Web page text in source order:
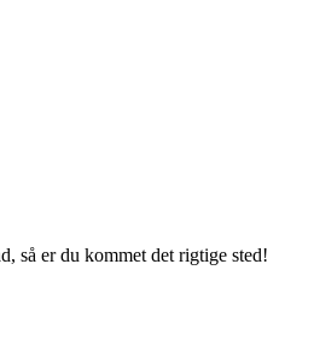
så er du kommet det rigtige sted!